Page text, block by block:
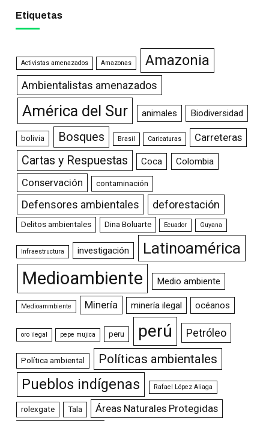
Etiquetas
Activistas amenazados Amazonas Amazonia
Ambientalistas amenazados
América del Sur animales Biodiversidad
bolivia Bosques Brasil Caricaturas Carreteras
Cartas y Respuestas Coca Colombia
Conservación contaminación
Defensores ambientales deforestación
Delitos ambientales Dina Boluarte Ecuador Guyana
Infraestructura investigación Latinoamérica
Medioambiente Medio ambiente
Medioammbiente Minería minería ilegal océanos
oro ilegal pepe mujica peru perú Petróleo
Política ambiental Políticas ambientales
Pueblos indígenas Rafael López Aliaga
rolexgate Tala Áreas Naturales Protegidas